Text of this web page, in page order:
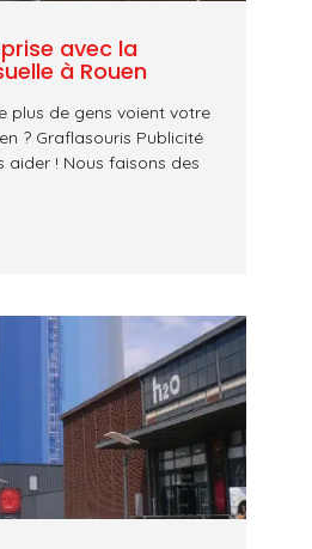
avec la
à Rouen
plus de gens voient votre
? Graflasouris Publicité
aider ! Nous faisons des